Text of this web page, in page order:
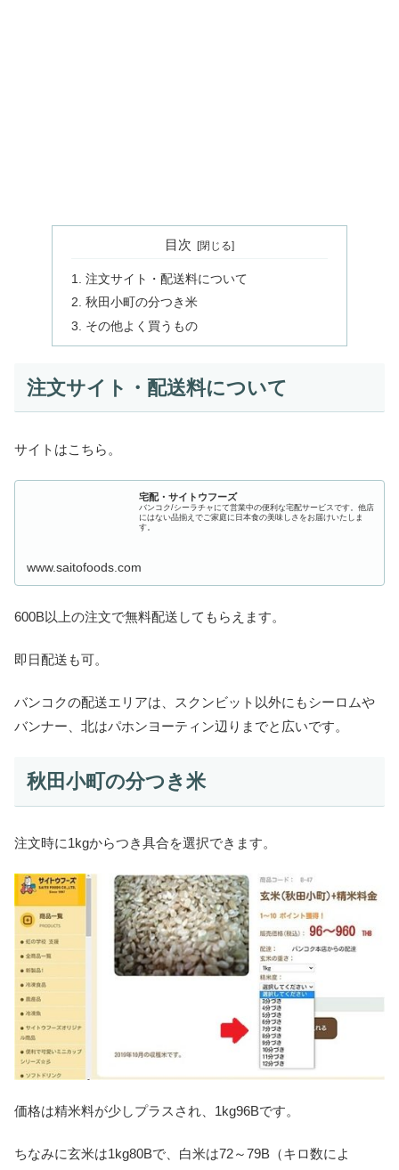
目次
注文サイト・配送料について
秋田小町の分つき米
その他よく買うもの
注文サイト・配送料について
サイトはこちら。
宅配・サイトウフーズ
バンコク/シーラチャにて営業中の便利な宅配サービスです。他店
にはない品揃えでご家庭に日本食の美味しさをお届けいたしま
す。
www.saitofoods.com
600B以上の注文で無料配送してもらえます。
即日配送も可。
バンコクの配送エリアは、スクンビット以外にもシーロムや
バンナー、北はパホンヨーティン辺りまでと広いです。
秋田小町の分つき米
注文時に1kgからつき具合を選択できます。
価格は精米料が少しプラスされ、1kg96Bです。
ちなみに玄米は1kg80Bで、白米は72～79B（キロ数によ